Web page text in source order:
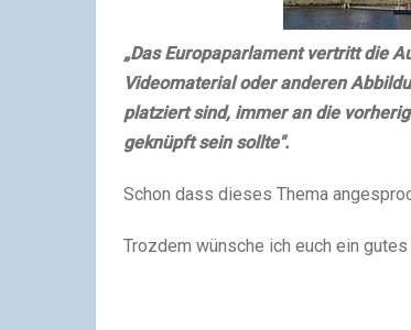
„Das Europaparlament vertritt die
Videomaterial oder anderen
platziert sind, immer an die
geknüpft sein sollte".
Schon dass dieses Thema
Trozdem wünsche ich euch ein